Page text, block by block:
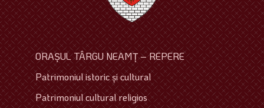
ORAŞUL TÂRGU NEAMŢ – REPERE
Patrimoniul istoric şi cultural
Patrimoniul cultural religios